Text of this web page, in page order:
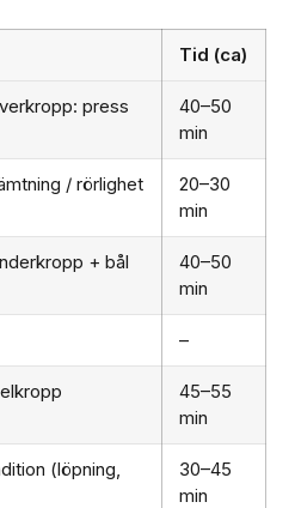
Tid (ca)
press
40–50
min
/ rörlighet
20–30
min
+ bål
40–50
min
–
45–55
min
(löpning,
30–45
min